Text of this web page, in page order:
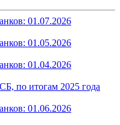
01.07.2026
01.05.2026
01.04.2026
по итогам 2025 года
01.06.2026